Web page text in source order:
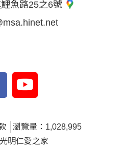
魚路25之6號
瀏覽量：1,028,995
明仁愛之家